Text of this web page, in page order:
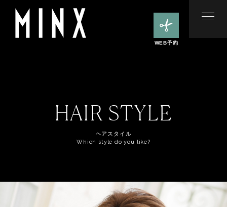
WEB予約
HAIR STYLE
ヘアスタイル
Which style do you like?